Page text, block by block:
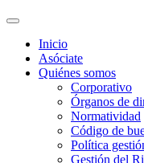
Inicio
Asóciate
Quiénes somos
Corporativo
Órganos de
Normatividad
Código de
Política
Gestión del